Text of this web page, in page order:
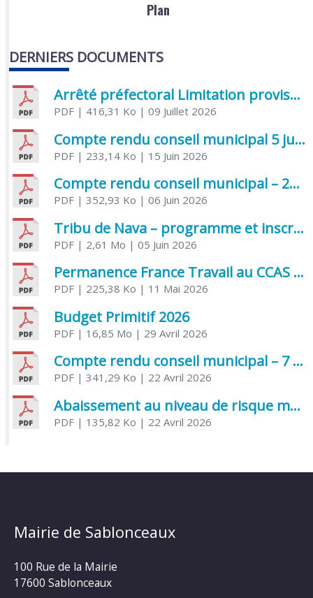
Plan
DERNIERS DOCUMENTS
Arrêté préfectoral Limitation provisoire des usages de l’eau
PDF| 416,31 Ko | 09 Juillet 2026
Compte rendu conseil municipal 5 juin 2026 sénatoriale
PDF| 233,14 Ko | 15 Juin 2026
Compte rendu conseil municipal – 21 avril 2026
PDF| 352,93 Ko | 06 Juin 2026
Tribu de Nava – programme et inscriptions été 2026
PDF| 2,61 Mo | 05 Juin 2026
Permanence France Travail au CCAS de Saujon Juin 2026
PDF| 225,38 Ko | 11 Mai 2026
Budget Primitif 2026
PDF| 16,85 Mo | 29 Avril 2026
Compte rendu conseil municipal – 7 avril 2026
PDF| 341,29 Ko | 22 Avril 2026
Abaissement au niveau de risque modéré de l’Influenza aviaire
PDF| 135,82 Ko | 22 Avril 2026
Mairie de Sablonceaux
100 Rue de la Mairie
17600 Sablonceaux